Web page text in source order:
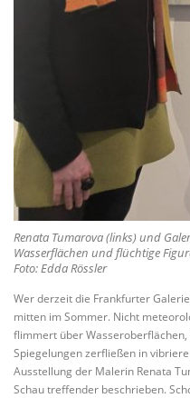
Renata Tumarova (links) und
Wasserflächen und flüchtige
Foto: Edda Rössler
Wer derzeit die Frankfurter
mitten im Sommer. Nicht
flimmert über
Spiegelungen zerfließen in
Ausstellung der Malerin Renata
Schau treffender beschrieben.